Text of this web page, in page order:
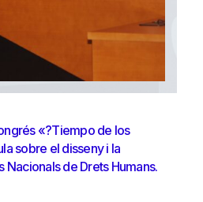
«?Tiempo de los
sobre el disseny i la
Nacionals de Drets Humans.